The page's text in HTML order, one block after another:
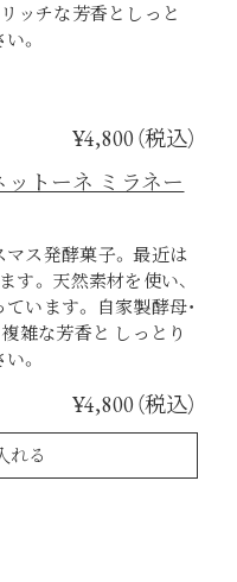
ッチな芳香としっと
。
¥4,800（税込）
ットーネ ミラネー
ス発酵菓子。 最近は
す。 天然素材を使い、
います。 自家製酵母・
雑な芳香と しっとり
。
¥4,800（税込）
れる